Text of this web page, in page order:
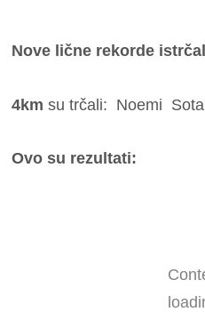
Nove lične rekorde
4km su trčali: Noemi
Ovo su rezultati: